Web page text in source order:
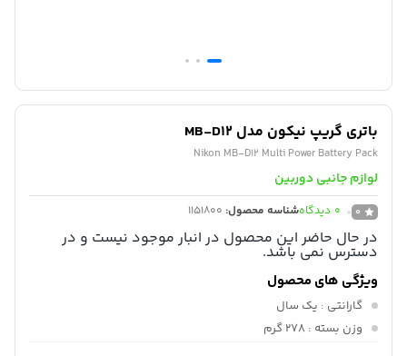
باتری گریپ نیکون مدل MB-D12
Nikon MB-D12 Multi Power Battery Pack
لوازم جانبی دوربین
0
0 دیدگاهشناسه محصول: 1151800
در حال حاضر این محصول در انبار موجود نیست و در
دسترس نمی باشد.
ویژگی های محصول
گارانتی : یک سال
وزن بسته : 278 گرم